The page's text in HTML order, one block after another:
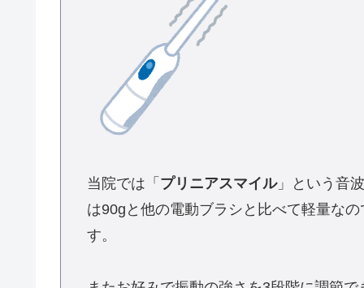
当院では「 プリニアスマイル」という音
は90gと他の電動ブラシと比べて軽量な
す。